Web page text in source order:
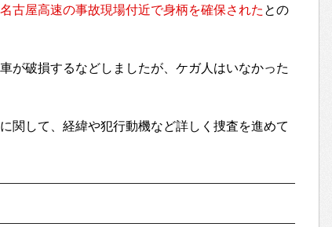
古屋高速の事故現場付近で身柄を確保された との
が破損するなどしましたが、ケガ人はいなかった
関して、経緯や犯行動機など詳しく捜査を進めて